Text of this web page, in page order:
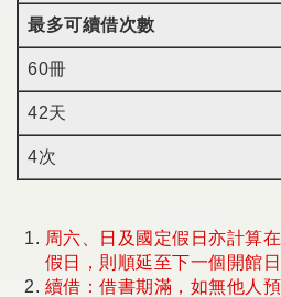
最多可續借次數
60冊
42天
4次
周六、日及國定假日亦計算
假日，則順延至下一個開館日
續借：借書期滿，如無他人